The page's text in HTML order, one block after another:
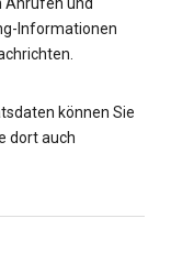
Anrufen und
Informationen
können Sie
dort auch